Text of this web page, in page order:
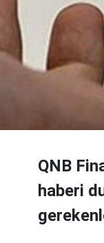
QNB
haberi